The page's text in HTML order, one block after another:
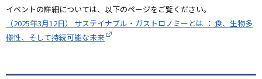
イベントの詳細については、以下のページをご覧ください。
（2025年3月12日） サステイナブル・ガストロノミーとは ： 食、生物多
様性、そして持続可能な未来